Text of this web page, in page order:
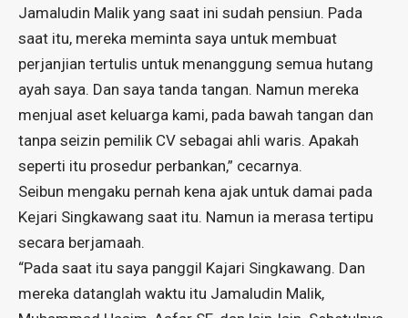
Jamaludin Malik yang saat ini sudah pensiun. Pada
saat itu, mereka meminta saya untuk membuat
perjanjian tertulis untuk menanggung semua hutang
ayah saya. Dan saya tanda tangan. Namun mereka
menjual aset keluarga kami, pada bawah tangan dan
tanpa seizin pemilik CV sebagai ahli waris. Apakah
seperti itu prosedur perbankan,” cecarnya.
Seibun mengaku pernah kena ajak untuk damai pada
Kejari Singkawang saat itu. Namun ia merasa tertipu
secara berjamaah.
“Pada saat itu saya panggil Kajari Singkawang. Dan
mereka datanglah waktu itu Jamaludin Malik,